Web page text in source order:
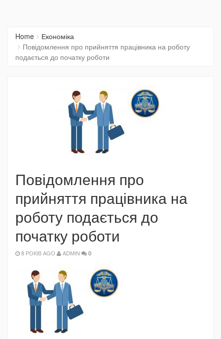
Home
Економіка
Повідомлення про прийняття працівника на роботу
подається до початку роботи
Повідомлення про
прийняття працівника на
роботу подається до
початку роботи
8 РОКІВ AGO ADMIN 0